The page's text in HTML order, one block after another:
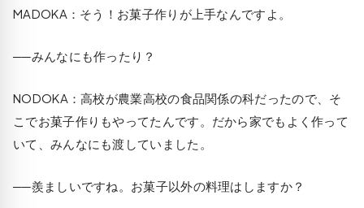
MADOKA ：そう！お菓子作りが上手なんですよ。
──みんなにも作ったり？
NODOKA ：高校が農業高校の食品関係の科だったので、そ
こでお菓子作りもやってたんです。だから家でもよく作って
いて、みんなにも渡していました。
──羨ましいですね。お菓子以外の料理はしますか？